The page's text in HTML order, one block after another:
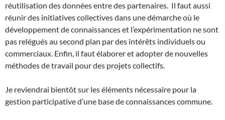
réutilisation des données entre des partenaires. Il faut aussi
réunir des initiatives collectives dans une démarche où le
développement de connaissances et l’expérimentation ne sont
pas relégués au second plan par des intérêts individuels ou
commerciaux. Enfin, il faut élaborer et adopter de nouvelles
méthodes de travail pour des projets collectifs.
Je reviendrai bientôt sur les éléments nécessaire pour la
gestion participative d’une base de connaissances commune.